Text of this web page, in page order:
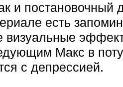
и постановочный
есть
визуальные
Макс в
с депрессией.